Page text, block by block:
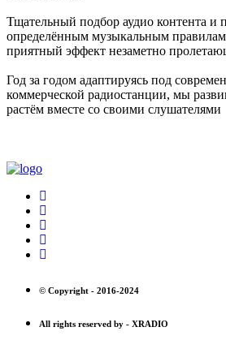
Тщательный подбор аудио контента и
определённым музыкальным
приятный эффект незаметно
Год за годом адаптируясь под
коммерческой радиостанции, мы
растём вместе со своими слушателями
© Copyright - 2016-2024
All rights reserved by - XRADIO